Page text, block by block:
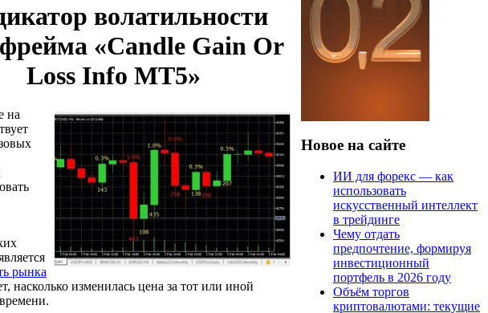
волатильности
«Candle Gain Or
Loss Info MT5»
на
рынка
насколько изменилась цена за тот или иной
Новое на сайте
ИИ для форекс — как
использовать
искусственный интеллект
в трейдинге
Чему отдать
предпочтение, формируя
инвестиционный
портфель в 2026 году
Объём торгов
криптовалютами: текущие